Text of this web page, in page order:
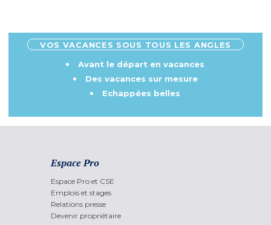
VOS VACANCES SOUS TOUS LES ANGLES
Avant le départ en vacances
Des vacances sur mesure
Echappées belles
Espace Pro
Espace Pro et CSE
Emplois et stages
Relations presse
Devenir propriétaire